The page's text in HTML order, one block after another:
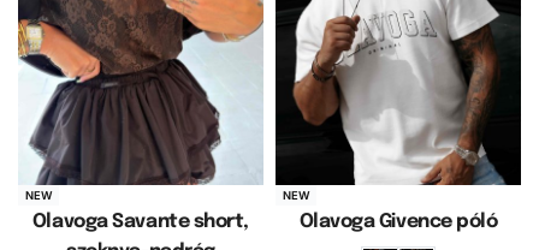
NEW
Olavoga Savante short,
NEW
Olavoga Givence póló